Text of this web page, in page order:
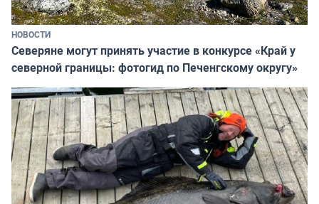
НОВОСТИ
Северяне могут принять участие в конкурсе «Край у
северной границы: фотогид по Печенгскому округу»